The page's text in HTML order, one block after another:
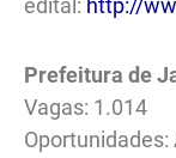
edital: http://
Prefeitura de
Vagas: 1.014